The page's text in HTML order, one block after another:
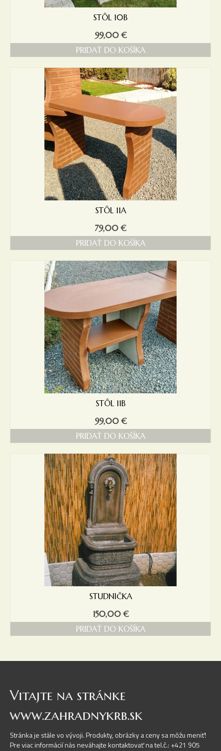
STÔL 10B
99,00€
PRIDAŤ DO KOŠÍKA
STÔL 11A
79,00€
PRIDAŤ DO KOŠÍKA
STÔL 11B
99,00€
PRIDAŤ DO KOŠÍKA
STUDNIČKA
150,00€
PRIDAŤ DO KOŠÍKA
Vitajte na stránke
www.zahradnykrb.sk
Stránka je stále vo vývoji. Produkty, obrázky a ceny sa môžu meniť!
Pre viac informácií nás neváhajte kontaktovať na tel.č.: +421 905